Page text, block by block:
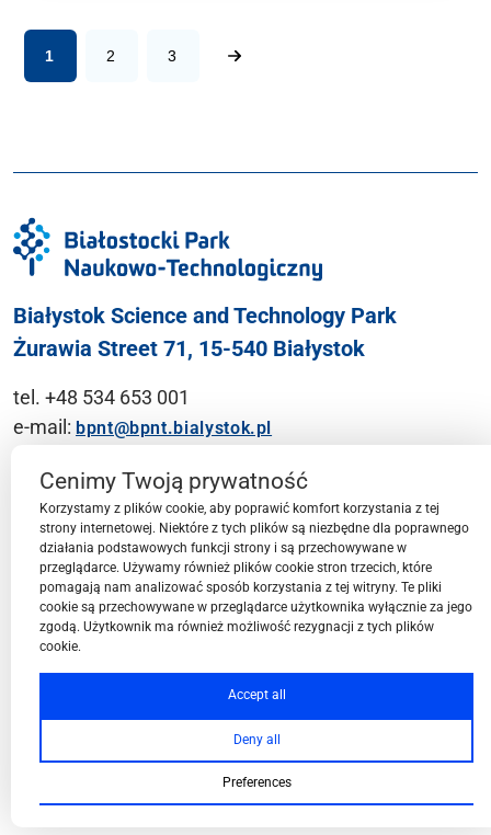
1 2 3
Białystok Science and Technology Park
Żurawia Street 71, 15-540 Białystok
tel. +48 534 653 001
e-mail: bpnt@bpnt.bialystok.pl
Contact
BPN-T Area
BPN-T Offer
Cenimy Twoją prywatność
Korzystamy z plików cookie, aby poprawić komfort korzystania z tej
strony internetowej. Niektóre z tych plików są niezbędne dla poprawnego
działania podstawowych funkcji strony i są przechowywane w
przeglądarce. Używamy również plików cookie stron trzecich, które
pomagają nam analizować sposób korzystania z tej witryny. Te pliki
cookie są przechowywane w przeglądarce użytkownika wyłącznie za jego
zgodą. Użytkownik ma również możliwość rezygnacji z tych plików
cookie.
Accept all
Deny all
Preferences